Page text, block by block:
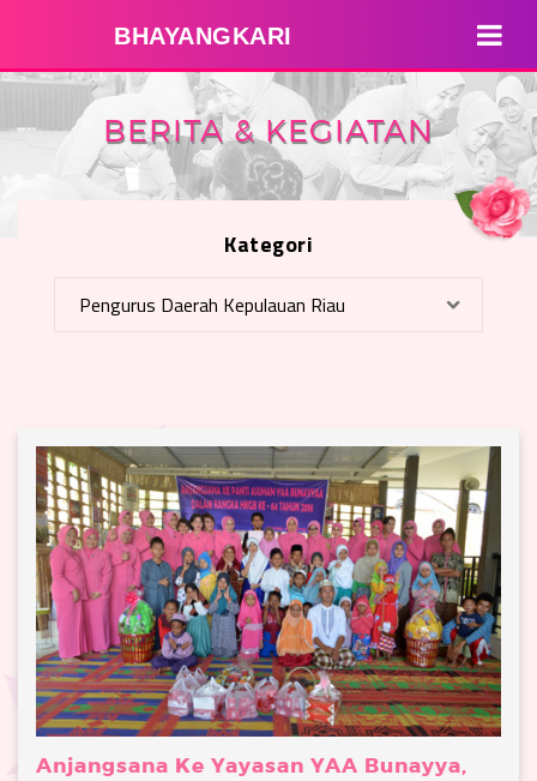
BHAYANGKARI
BERITA & KEGIATAN
Kategori
Anjangsana Ke Yayasan YAA Bunayya,